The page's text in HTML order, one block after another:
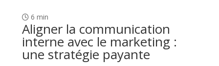
6 min
Aligner la communication
interne avec le marketing :
une stratégie payante